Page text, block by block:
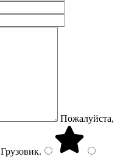
Пожалуйста,
Грузовик.